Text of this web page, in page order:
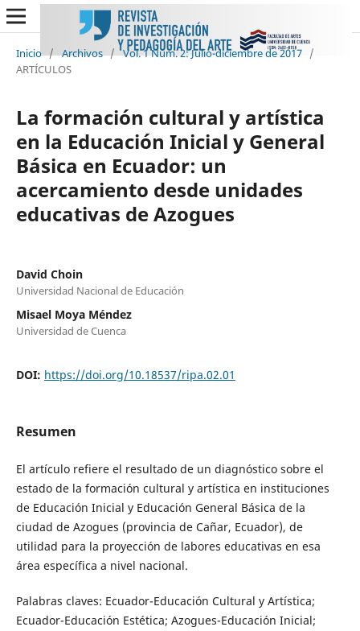
Inicio / Archivos / Vol. 1 Núm. 2: Julio-diciembre de 2017 /
ARTÍCULOS
La formación cultural y artística
en la Educación Inicial y General
Básica en Ecuador: un
acercamiento desde unidades
educativas de Azogues
David Choin
Universidad Nacional de Educación
Misael Moya Méndez
Universidad de Cuenca
DOI: https://doi.org/10.18537/ripa.02.01
Resumen
El artículo refiere el resultado de un diagnóstico sobre el
estado de la formación cultural y artística en instituciones
de Educación Inicial y Educación General Básica de la
ciudad de Azogues (provincia de Cañar, Ecuador), de
utilidad para la proyección de labores educativas en esa
área específica a nivel nacional.
Palabras claves: Ecuador-Educación Cultural y Artística;
Ecuador-Educación Estética; Azogues-Educación Inicial;